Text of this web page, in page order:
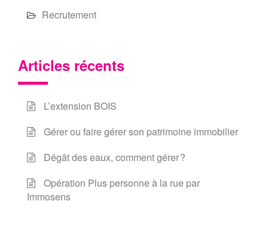
Recrutement
Articles récents
L’extension BOIS
Gérer ou faire gérer son patrimoine immobilier
Dégât des eaux, comment gérer ?
Opération Plus personne à la rue par
Immosens